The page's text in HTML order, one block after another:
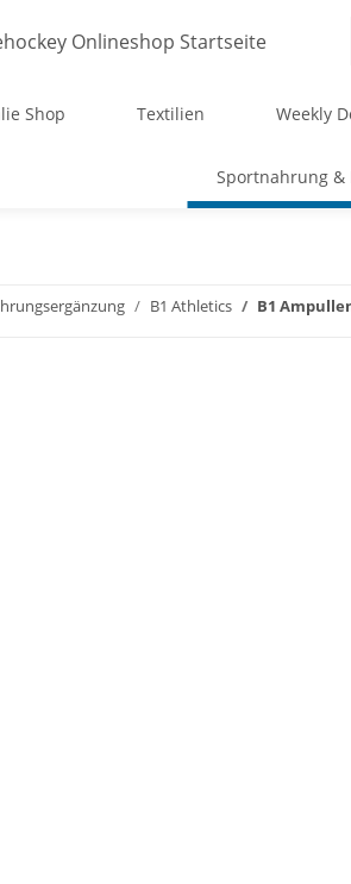
Shop Textilien Weekly
Sportnahrung &
B1 Athletics B1